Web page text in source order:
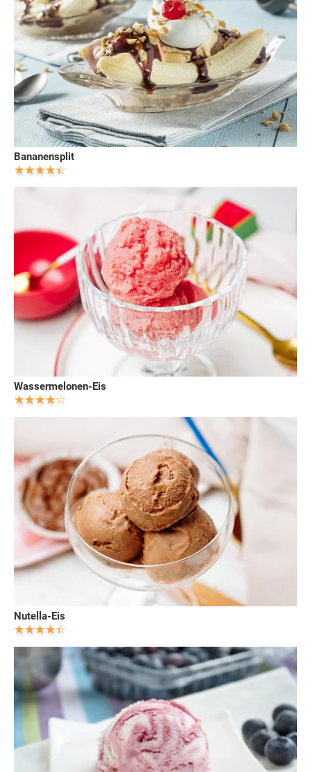
Bananensplit
Wassermelonen-Eis
Nutella-Eis